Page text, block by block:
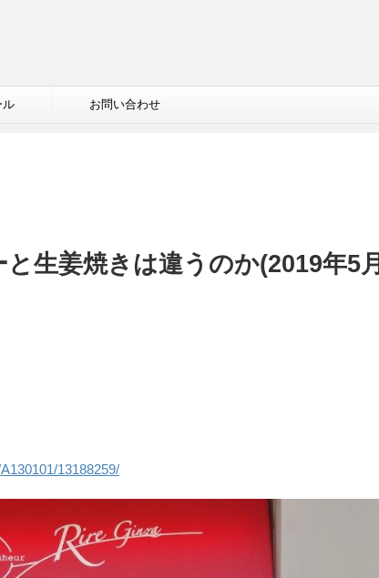
ル お問い合わせ
生姜焼きは違うのか(2019年5月
13188259/